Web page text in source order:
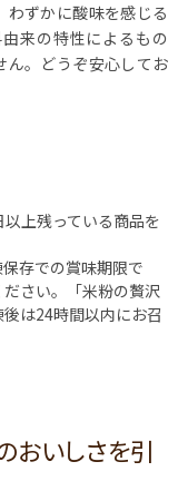
わずかに酸味を感じる
来の特性によるもの
ん。どうぞ安心してお
上残っている商品を
存での賞味期限で
さい。「米粉の贅沢
は24時間以内にお召
おいしさを引